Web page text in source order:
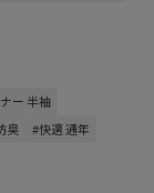
ー 半袖
臭
#快適 通年